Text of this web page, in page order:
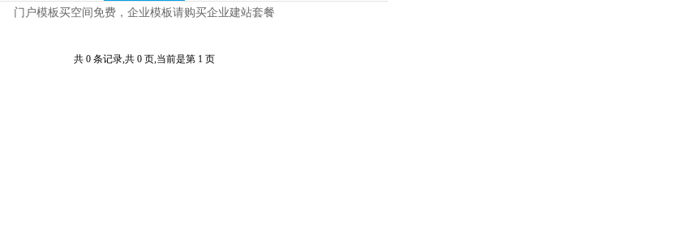
门户模板买空间免费，企业模板请购买企业建站套餐
共 0 条记录,共 0 页,当前是第 1 页